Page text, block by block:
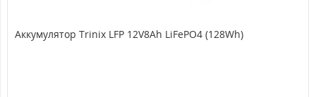
Аккумулятор Trinix LFP 12V8Ah LiFePO4 (128Wh)